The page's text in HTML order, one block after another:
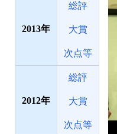
2013
総評
大賞
次点等
2012
総評
大賞
次点等